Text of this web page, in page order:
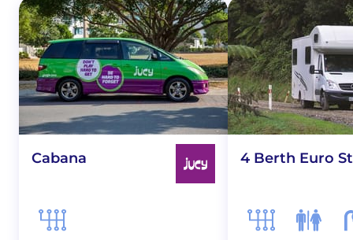
Cabana 4 Berth Euro